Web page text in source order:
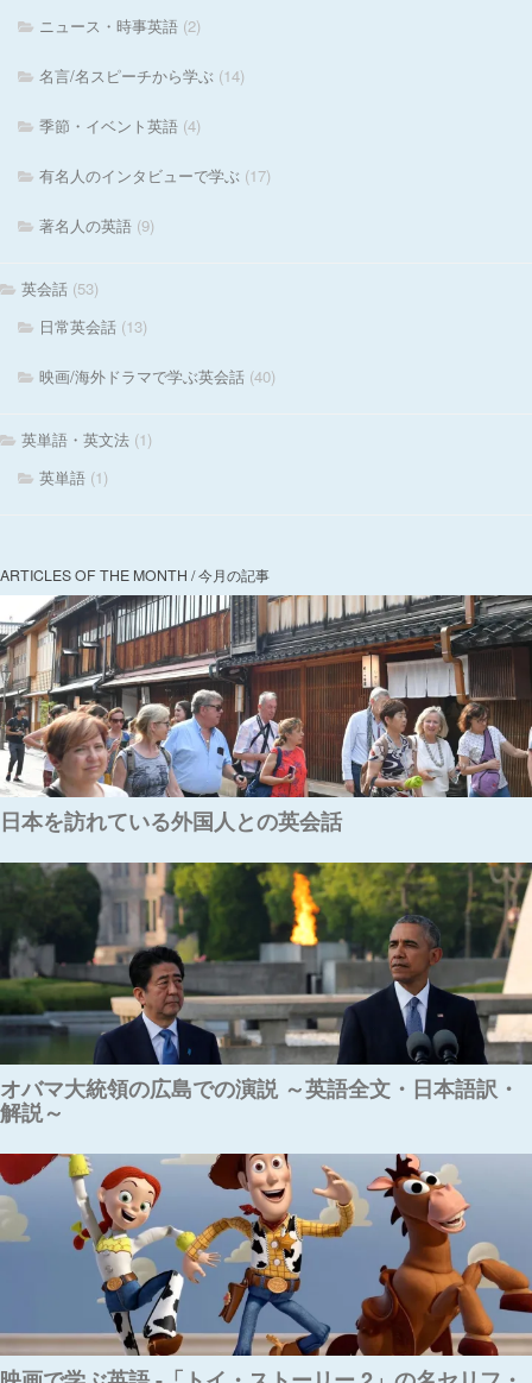
ニュース・時事英語 (2)
名言/名スピーチから学ぶ (14)
季節・イベント英語 (4)
有名人のインタビューで学ぶ (17)
著名人の英語 (9)
英会話 (53)
日常英会話 (13)
映画/海外ドラマで学ぶ英会話 (40)
英単語・英文法 (1)
英単語 (1)
ARTICLES OF THE MONTH / 今月の記事
日本を訪れている外国人との英会話
オバマ大統領の広島での演説 ～英語全文・日本語訳・
解説～